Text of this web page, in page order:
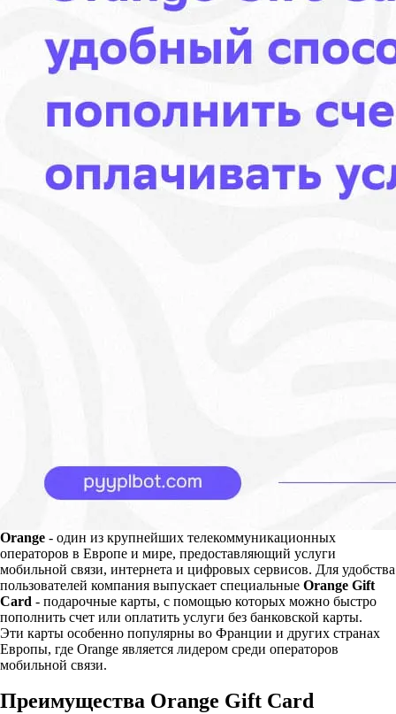
Orange - один из крупнейших телекоммуникационных
операторов в Европе и мире, предоставляющий услуги
мобильной связи, интернета и цифровых сервисов. Для удобства
пользователей компания выпускает специальные Orange Gift
Card - подарочные карты, с помощью которых можно быстро
пополнить счет или оплатить услуги без банковской карты.
Эти карты особенно популярны во Франции и других странах
Европы, где Orange является лидером среди операторов
мобильной связи.
Преимущества Orange Gift Card